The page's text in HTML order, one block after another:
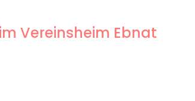
Vereinsheim Ebnat